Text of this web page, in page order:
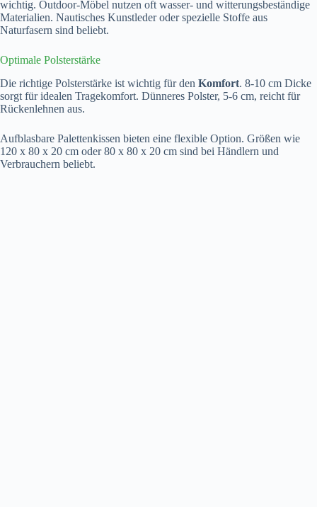
wichtig. Outdoor-Möbel nutzen oft wasser- und witterungsbeständige
Materialien. Nautisches Kunstleder oder spezielle Stoffe aus
Naturfasern sind beliebt.
Optimale Polsterstärke
Die richtige Polsterstärke ist wichtig für den Komfort. 8-10 cm Dicke
sorgt für idealen Tragekomfort. Dünneres Polster, 5-6 cm, reicht für
Rückenlehnen aus.
Aufblasbare Palettenkissen bieten eine flexible Option. Größen wie
120 x 80 x 20 cm oder 80 x 80 x 20 cm sind bei Händlern und
Verbrauchern beliebt.